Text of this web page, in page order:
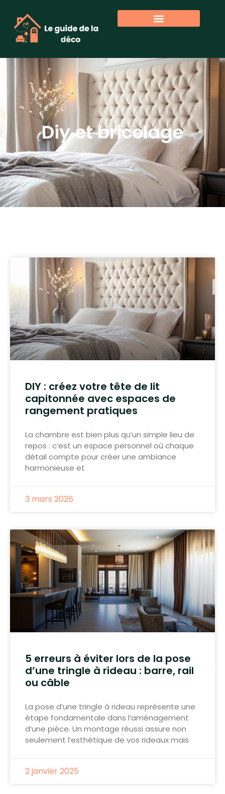
Diy et bricolage
DIY : créez votre tête de lit
capitonnée avec espaces de
rangement pratiques
La chambre est bien plus qu’un simple lieu de
repos : c’est un espace personnel où chaque
détail compte pour créer une ambiance
harmonieuse et
3 mars 2026
5 erreurs à éviter lors de la pose
d’une tringle à rideau : barre, rail
ou câble
La pose d’une tringle à rideau représente une
étape fondamentale dans l’aménagement
d’une pièce. Un montage réussi assure non
seulement l’esthétique de vos rideaux mais
2 janvier 2025